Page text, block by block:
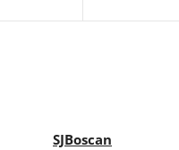
SJBoscan